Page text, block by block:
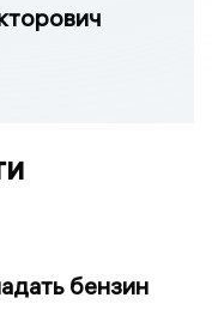
бензин